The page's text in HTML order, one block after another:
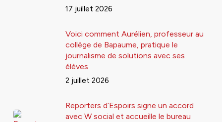
17 juillet 2026
Voici comment Aurélien, professeur au
collège de Bapaume, pratique le
journalisme de solutions avec ses
élèves
2 juillet 2026
Reporters d’Espoirs signe un accord
avec W social et accueille le bureau